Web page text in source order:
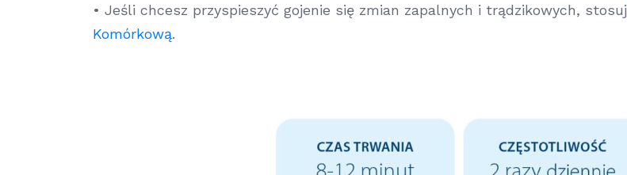
• Jeśli chcesz przyspieszyć gojenie się zmian zapalnych i trądzikowych, stosuj
Komórkową.